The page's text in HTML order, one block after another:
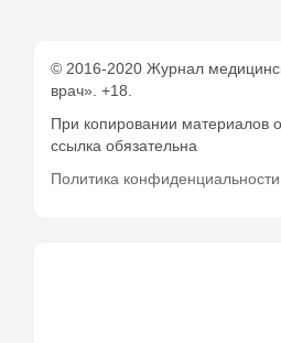
© 2016-2020 Журнал
врач». +18.
При копировании материалов
ссылка обязательна
Политика конфиденциальности